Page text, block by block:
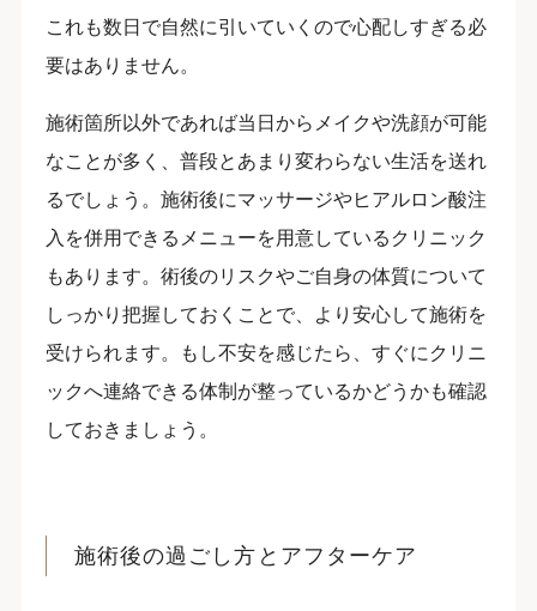
これも数日で自然に引いていくので心配しすぎる必
要はありません。
施術箇所以外であれば当日からメイクや洗顔が可能
なことが多く、普段とあまり変わらない生活を送れ
るでしょう。施術後にマッサージやヒアルロン酸注
入を併用できるメニューを用意しているクリニック
もあります。術後のリスクやご自身の体質について
しっかり把握しておくことで、より安心して施術を
受けられます。もし不安を感じたら、すぐにクリニ
ックへ連絡できる体制が整っているかどうかも確認
しておきましょう。
施術後の過ごし方とアフターケア